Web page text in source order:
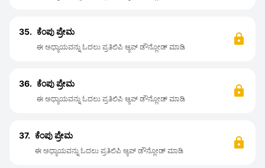
35. ಕೆಂಪು ಪ್ರೇಮ
ಈ ಅಧ್ಯಾಯವನ್ನು ಓದಲು ಪ್ರತಿಲಿಪಿ ಆ್ಯಪ್ ಡೌನ್ಲೋಡ್ ಮಾಡಿ
36. ಕೆಂಪು ಪ್ರೇಮ
ಈ ಅಧ್ಯಾಯವನ್ನು ಓದಲು ಪ್ರತಿಲಿಪಿ ಆ್ಯಪ್ ಡೌನ್ಲೋಡ್ ಮಾಡಿ
37. ಕೆಂಪು ಪ್ರೇಮ
ಈ ಅಧ್ಯಾಯವನ್ನು ಓದಲು ಪ್ರತಿಲಿಪಿ ಆ್ಯಪ್ ಡೌನ್ಲೋಡ್ ಮಾಡಿ